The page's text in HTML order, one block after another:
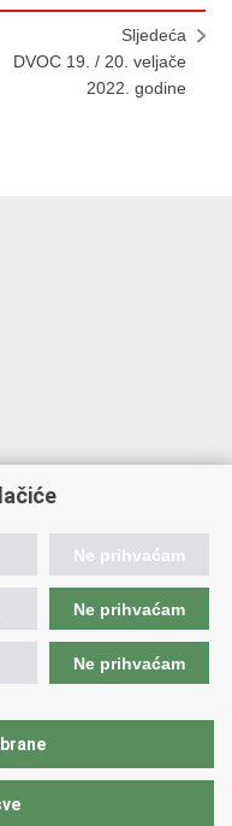
Sljedeća
DVOC 19. / 20. veljače
2022. godine
FEU
Ne prihvaćam
Ne prihvaćam
Ne prihvaćam